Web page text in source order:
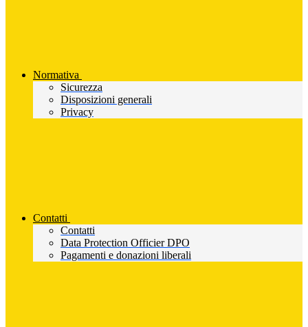
Normativa
Sicurezza
Disposizioni generali
Privacy
Contatti
Contatti
Data Protection Officier DPO
Pagamenti e donazioni liberali